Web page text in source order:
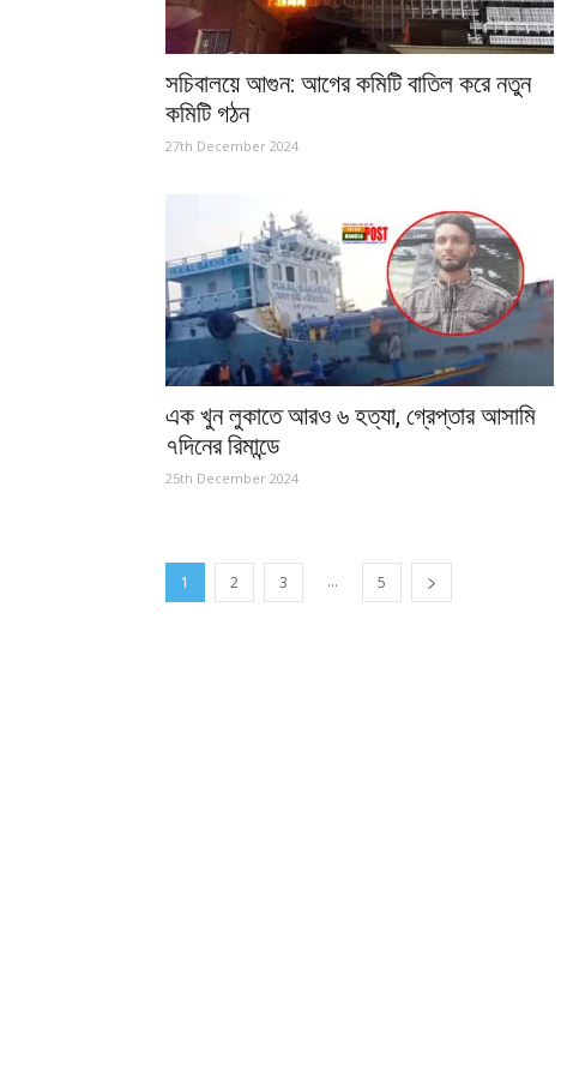
সচিবালয়ে আগুন: আগের কমিটি বাতিল করে নতুন
কমিটি গঠন
27th December 2024
এক খুন লুকাতে আরও ৬ হত্যা, গ্রেপ্তার আসামি
৭দিনের রিমান্ডে
25th December 2024
1 2 3 ... 5